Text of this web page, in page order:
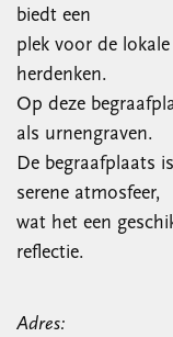
biedt een
plek voor de
herdenken.
Op deze
als urnengraven.
De begraafplaats
serene atmosfeer,
wat het een
reflectie.
Adres: